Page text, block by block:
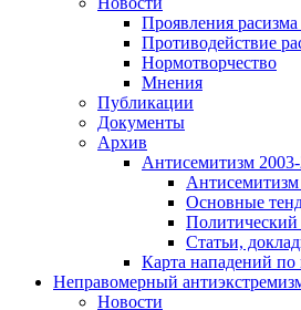
Проявления
Противодействие
Нормотворчество
Мнения
Публикации
Документы
Архив
Антисемитизм
Основные
Политический
Статьи,
Карта нападений по
Неправомерный
Новости